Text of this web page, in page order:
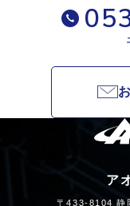
ア
〒433-8104 静